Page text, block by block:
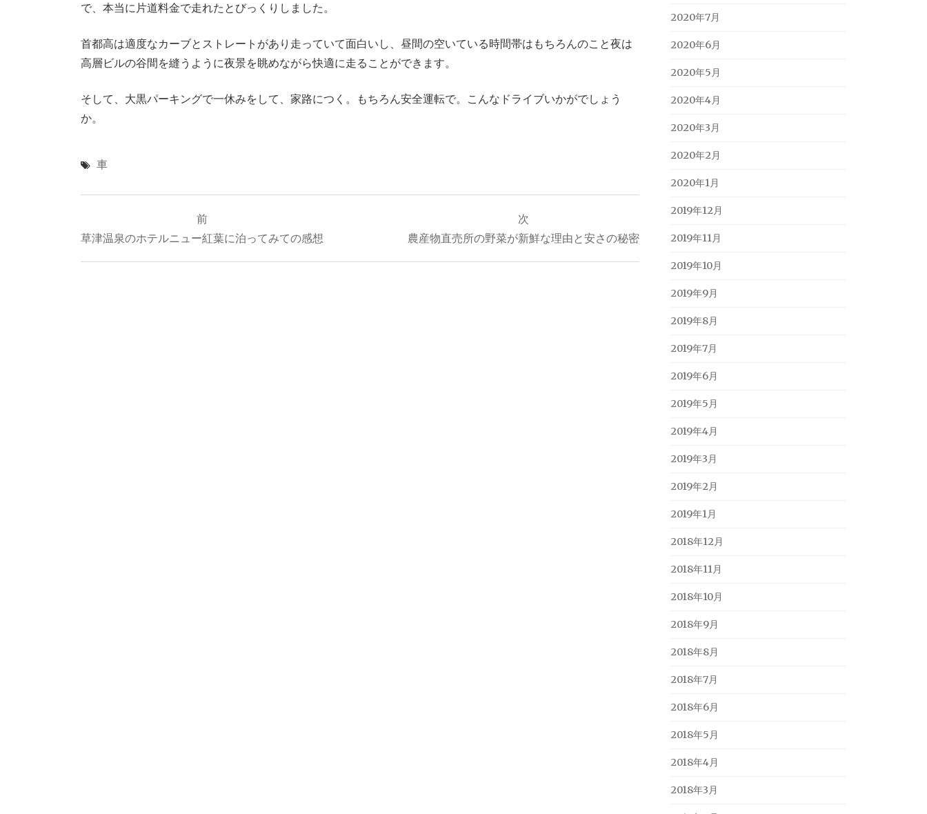
で、本当に片道料金で走れたとびっくりしました。
首都高は適度なカーブとストレートがあり走っていて面白いし、昼間の空いている時間帯はもちろんのこと夜は
高層ビルの谷間を縫うように夜景を眺めながら快適に走ることができます。
そして、大黒パーキングで一休みをして、家路につく。もちろん安全運転で。こんなドライブいかがでしょう
か。
車
稿
ナ
前
草津温泉のホテルニュー紅葉に泊ってみての感想
次
農産物直売所の野菜が新鮮な理由と安さの秘密
2020年7月
2020年6月
2020年5月
2020年4月
2020年3月
2020年2月
2020年1月
2019年12月
2019年11月
2019年10月
2019年9月
2019年8月
2019年7月
2019年6月
2019年5月
2019年4月
2019年3月
2019年2月
2019年1月
2018年12月
2018年11月
2018年10月
2018年9月
2018年8月
2018年7月
2018年6月
2018年5月
2018年4月
2018年3月